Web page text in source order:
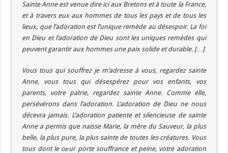
Sainte Anne est venue dire ici aux Bretons et à toute la France,
et à travers eux aux hommes de tous les pays et de tous les
lieux, que l’adoration est l’unique remède au désespoir. La foi
en Dieu et l’adoration de Dieu sont les uniques remèdes qui
peuvent garantir aux hommes une paix solide et durable. […]
Vous tous qui souffrez je m’adresse à vous, regardez sainte
Anne, vous tous qui désespérez pour vos enfants, vos
parents, votre patrie, regardez sainte Anne. Comme elle,
persévérons dans l’adoration. L’adoration de Dieu ne nous
décevra jamais. L’adoration patiente et silencieuse de sainte
Anne a permis que naisse Marie, la mère du Sauveur, la plus
belle, la plus pure, la plus sainte de toutes les créatures. Vous
tous dont le cœur porte souffrance et peine, votre adoration